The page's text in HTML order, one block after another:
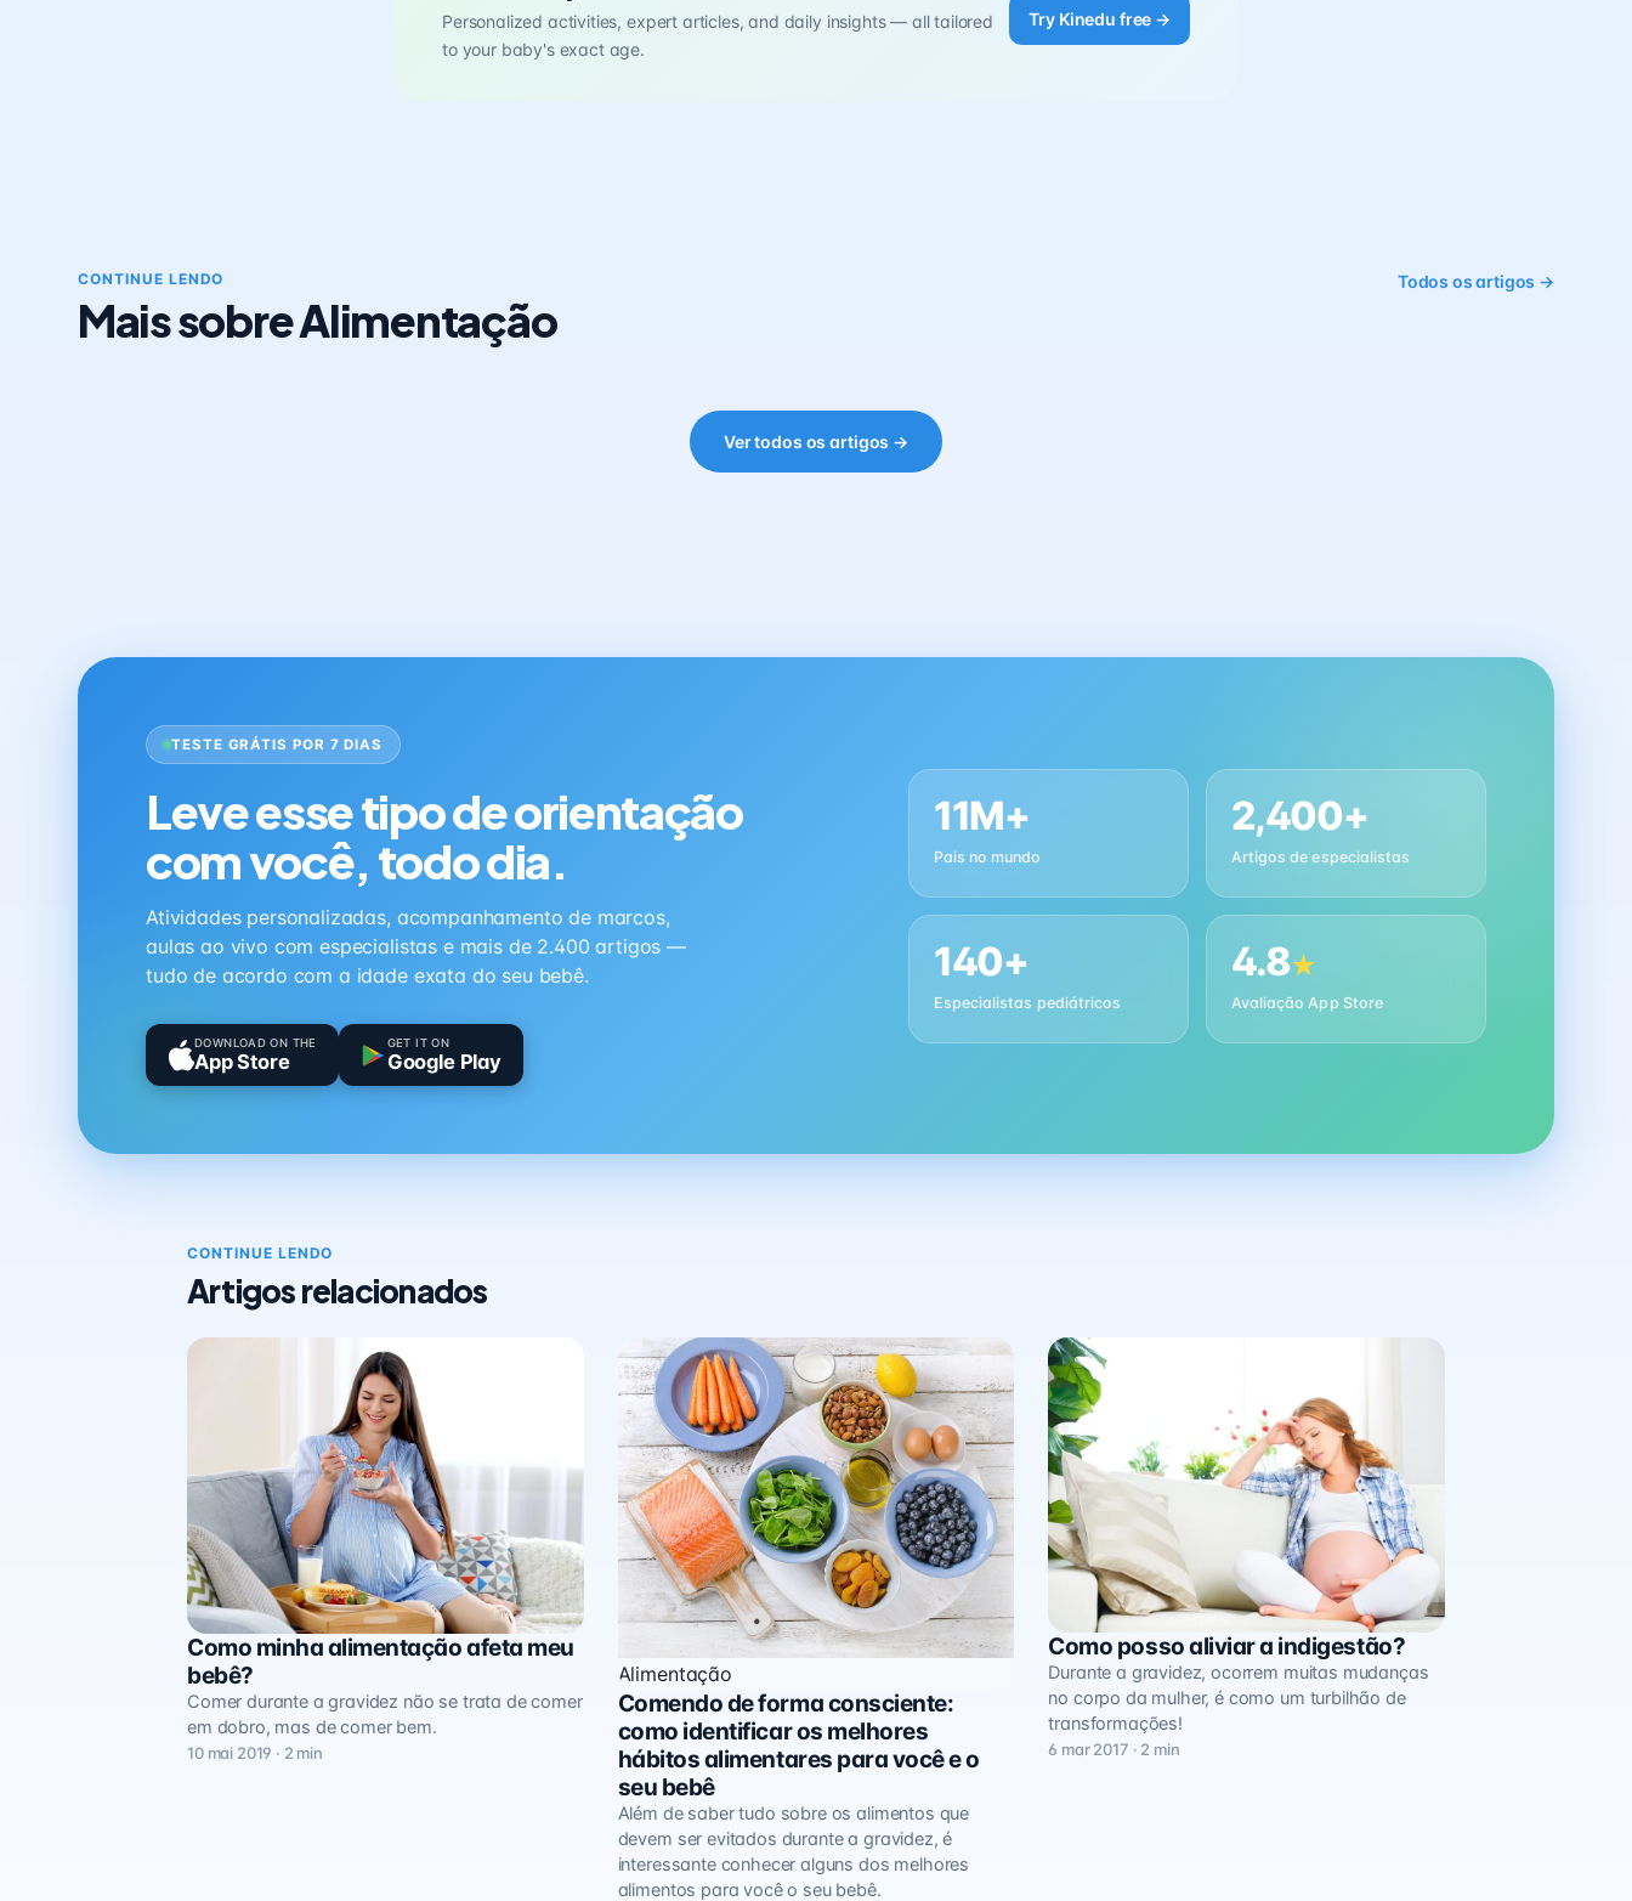
Personalized activities, expert articles, and daily insights — all tailored
to your baby's exact age.
Try Kinedu free →
CONTINUE LENDO
Mais sobre Alimentação
Todos os artigos →
Ver todos os artigos →
TESTE GRÁTIS POR 7 DIAS
Leve esse tipo de orientação
com você, todo dia.
Atividades personalizadas, acompanhamento de marcos,
aulas ao vivo com especialistas e mais de 2.400 artigos —
tudo de acordo com a idade exata do seu bebê.
DOWNLOAD ON THE
App Store
GET IT ON
Google Play
11M+
Pais no mundo
2,400+
Artigos de especialistas
140+
Especialistas pediátricos
4.8★
Avaliação App Store
CONTINUE LENDO
Artigos relacionados
Alimentação
Como minha alimentação afeta meu
bebê?
Comer durante a gravidez não se trata de comer
em dobro, mas de comer bem.
10 mai 2019 · 2 min
Alimentação
Comendo de forma consciente:
como identificar os melhores
hábitos alimentares para você e o
seu bebê
Além de saber tudo sobre os alimentos que
devem ser evitados durante a gravidez, é
interessante conhecer alguns dos melhores
alimentos para você o seu bebê.
Alimentação
Como posso aliviar a indigestão?
Durante a gravidez, ocorrem muitas mudanças
no corpo da mulher, é como um turbilhão de
transformações!
6 mar 2017 · 2 min